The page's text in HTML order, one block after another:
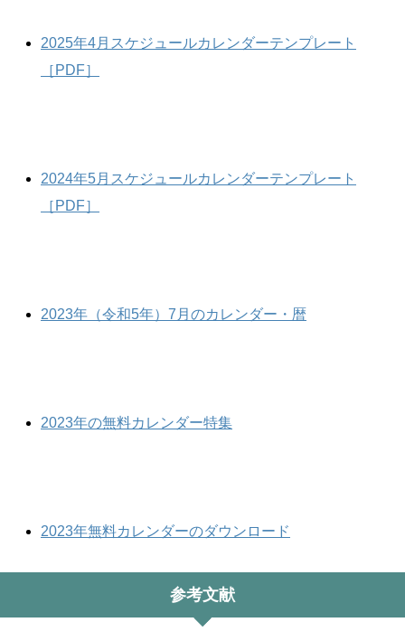
2025年4月スケジュールカレンダーテンプレート
［PDF］
2024年5月スケジュールカレンダーテンプレート
［PDF］
2023年（令和5年）7月のカレンダー・暦
2023年の無料カレンダー特集
2023年無料カレンダーのダウンロード
参考文献